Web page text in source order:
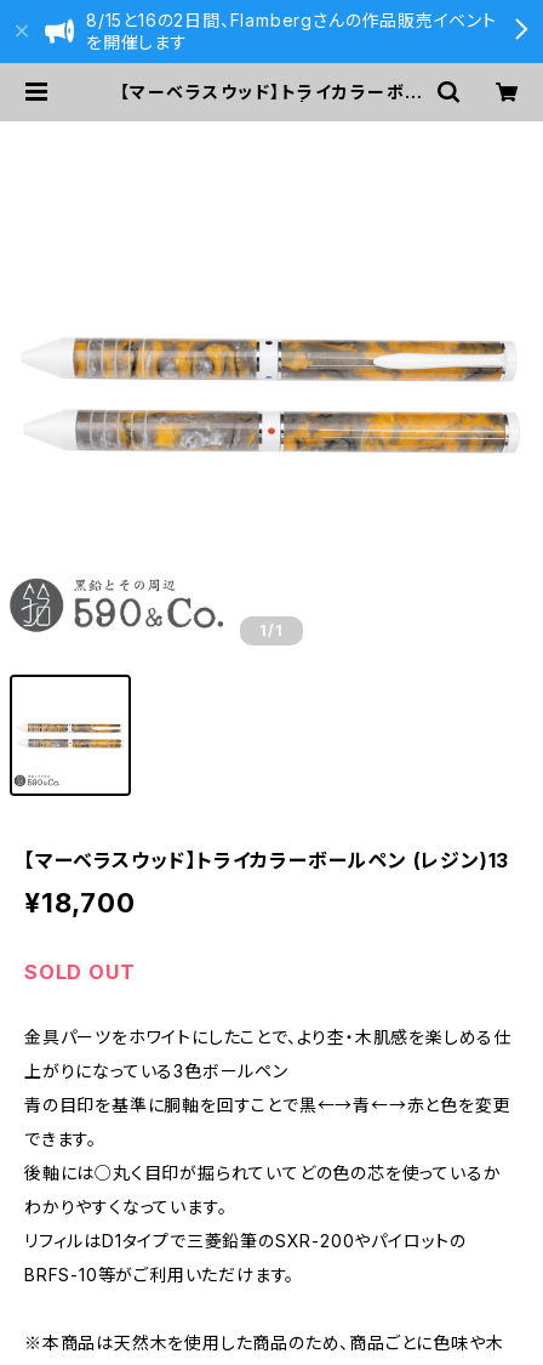
8/15と16の2日間、Flambergさんの作品販売イベント
を開催します
【マーベラスウッド】トライカラーボー
1 /1
【マーベラスウッド】トライカラーボールペン (レジン)13
¥18,700
SOLD OUT
金具パーツをホワイトにしたことで、より杢・木肌感を楽しめる仕
上がりになっている3色ボールペン
青の目印を基準に胴軸を回すことで黒←→青←→赤と色を変更
できます。
後軸には○丸く目印が掘られていてどの色の芯を使っているか
わかりやすくなっています。
リフィルはD1タイプで三菱鉛筆のSXR-200やパイロットの
BRFS-10等がご利用いただけます。
※本商品は天然木を使用した商品のため、商品ごとに色味や木